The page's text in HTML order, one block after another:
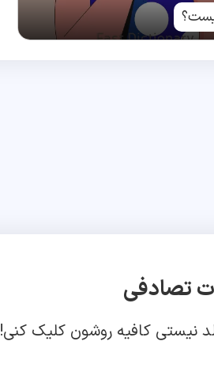
تصادفی
نیستی کافیه روشون کلیک کنی!